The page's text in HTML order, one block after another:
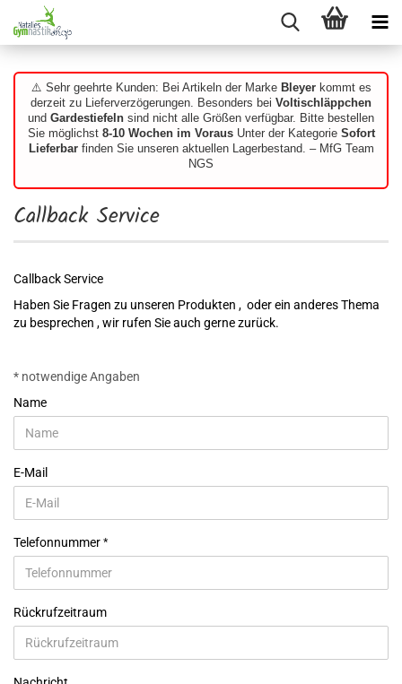
⚠️ Sehr geehrte Kunden: Bei Artikeln der Marke Bleyerkommt es
derzeit zu Lieferverzögerungen. Besonders bei Voltischläppchen
und Gardestiefeln sind nicht alle Größen verfügbar. Bitte bestellen
Sie möglichst 8-10 Wochen im VorausUnter der Kategorie Sofort
Lieferbarfinden Sie unseren aktuellen Lagerbestand. – MfG Team
NGS
Callback Service
Callback Service
Haben Sie Fragen zu unseren Produkten , oder ein anderes Thema
zu besprechen , wir rufen Sie auch gerne zurück.
SERVICE
* notwendige Angaben
Name
E-Mail
Telefonnummer
Rückrufzeitraum